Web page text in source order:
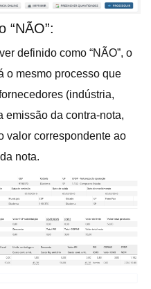
“NÃO”:
definido como “NÃO”, o
o mesmo processo que
(indústria,
emissão da contra-nota,
valor correspondente ao
nota.